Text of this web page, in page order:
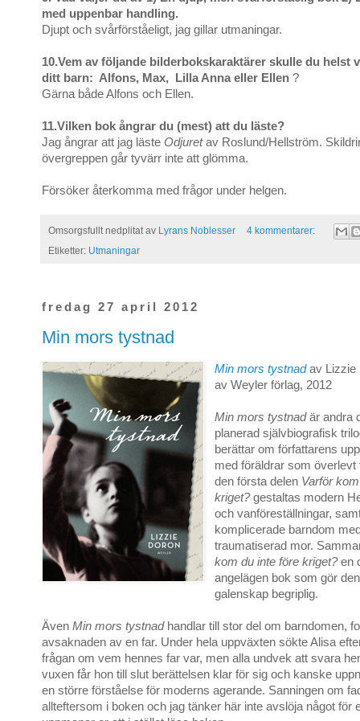
med uppenbar handling.
Djupt och svårförståeligt, jag gillar utmaningar.
10.Vem av följande bilderbokskaraktärer skulle du helst
ditt barn: Alfons, Max, Lilla Anna eller Ellen ?
Gärna både Alfons och Ellen.
11.Vilken bok ångrar du (mest) att du läste?
Jag ångrar att jag läste Odjuretav Roslund/Hellström.
övergreppen går tyvärr inte att glömma.
Försöker återkomma med frågor under helgen.
Omsorgsfullt nedplitat av Lyrans Noblesser
4 kommentarer:
Etiketter: Utmaningar
fredag 27 april 2012
Min mors tystnad
Min mors tystnadav Lizzie
av Weyler förlag, 2012
Min mors tystnadär andra
planerad självbiografisk
berättar om författarens
med föräldrar som överlevt
den första delen Varför
kriget?gestaltas modern
och vanföreställningar,
komplicerade barndom
traumatiserad mor.
kom du inte före kriget?en
angelägen bok som gör
galenskap begriplig.
Även Min mors tystnadhandlar till stor del om barndomen,
avsaknaden av en far. Under hela uppväxten sökte Alisa
frågan om vem hennes far var, men alla undvek att svara
vuxen får hon till slut berättelsen klar för sig och kanske
en större förståelse för moderns agerande. Sanningen om
allteftersom i boken och jag tänker här inte avslöja något för